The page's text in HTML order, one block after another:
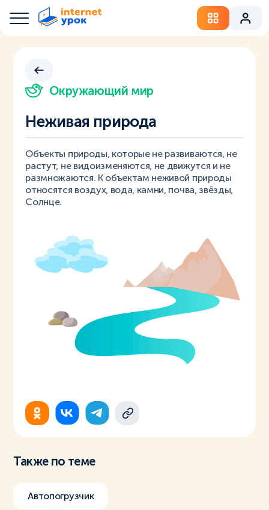
Окружающий мир
Неживая природа
Объекты природы, которые не развиваются, не
растут, не видоизменяются, не движутся и не
размножаются. К объектам неживой природы
относятся воздух, вода, камни, почва, звёзды,
Солнце.
Также по теме
Автопогрузчик